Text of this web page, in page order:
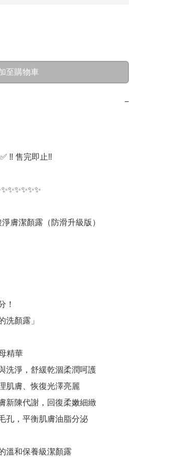
至購物車
−
‼️ 售完即止‼️
膚潔顏露（防滑升級版）
！
洗顏露」
精華
洗淨，舒緩乾涸柔潤呵護
肌膚、恢復光澤亮麗
新陳代謝，回復柔嫩細緻
孔，平衡肌膚油脂分泌
溫和保養級潔顏露